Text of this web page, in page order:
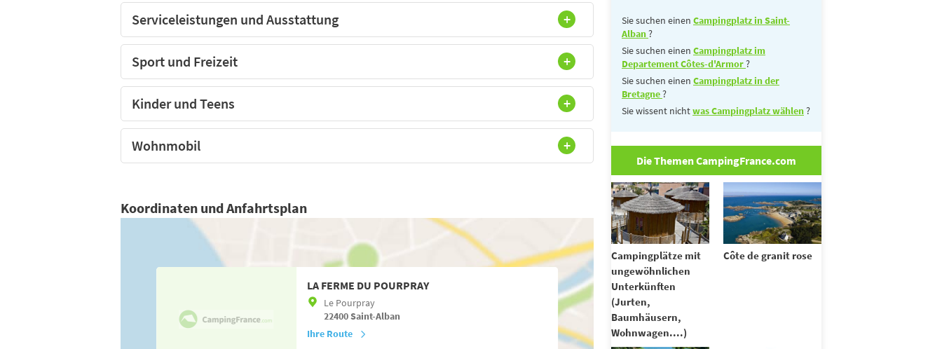
Serviceleistungen und Ausstattung
Sport und Freizeit
Kinder und Teens
Wohnmobil
Koordinaten und Anfahrtsplan
LA FERME DU POURPRAY
Le Pourpray
22400Saint-Alban
Ihre Route
Sie suchen einen Campingplatz in Saint-
Alban?
Sie suchen einen Campingplatz im
Departement Côtes-d'Armor?
Sie suchen einen Campingplatz in der
Bretagne?
Sie wissent nichtwas Campingplatz wählen?
Die Themen CampingFrance.com
Campingplätze mit
ungewöhnlichen
Unterkünften
(Jurten,
Baumhäusern,
Wohnwagen....)
Côte de granit rose